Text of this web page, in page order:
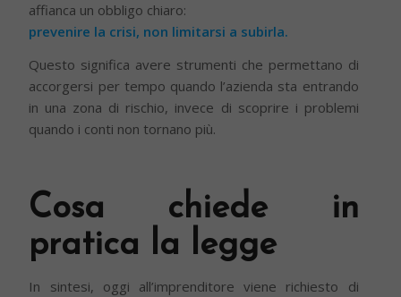
affianca un obbligo chiaro:
prevenire la crisi, non limitarsi a subirla.
Questo significa avere strumenti che permettano di
accorgersi per tempo quando l’azienda sta entrando
in una zona di rischio, invece di scoprire i problemi
quando i conti non tornano più.
Cosa chiede in
pratica la legge
In sintesi, oggi all’imprenditore viene richiesto di